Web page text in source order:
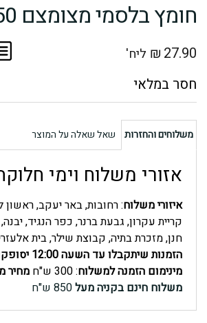
חומץ בלסמי מצומצם 250 מ"ל
₪ 27.90 ליח'
משלוחים והחזרות שאל שאלה על המוצר
אזורי משלוח וימי
איזורי משלוח: רחובות, באר יעקב, ראשון
קריית עקרון, גבעת ברנר, כפר הנגיד,
חנן, מזכרת בתיה, קבוצת שילר, בית
הזמנות שיתקבלו עד השעה 12:00 יסופקו ביום למחרת
מינימום הזמנה למשלוח: 300 ש"ח מחיר
משלוח חינם בקניה מעל850 ש"ח